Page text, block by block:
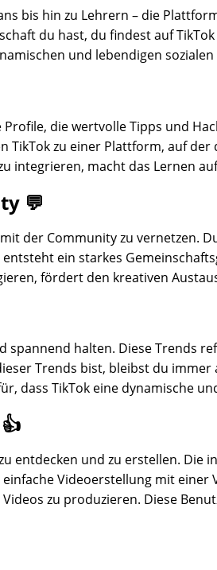
bis hin zu Lehrern – die
du hast, du findest auf
und lebendigen sozialen
die wertvolle Tipps und
zu einer Plattform, auf
integrieren, macht das Lernen
💬
der Community zu vernetzen.
ein starkes
fördert den kreativen
halten. Diese Trends
Trends bist, bleibst du
dass TikTok eine dynamische
entdecken und zu erstellen. Die
Videoerstellung mit einer
zu produzieren. Diese